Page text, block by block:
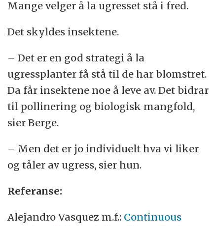
Mange velger å la ugresset stå i fred.
Det skyldes insektene.
– Det er en god strategi å la
ugressplanter få stå til de har blomstret.
Da får insektene noe å leve av. Det bidrar
til pollinering og biologisk mangfold,
sier Berge.
– Men det er jo individuelt hva vi liker
og tåler av ugress, sier hun.
Referanse:
Alejandro Vasquez m.f.: Continuous